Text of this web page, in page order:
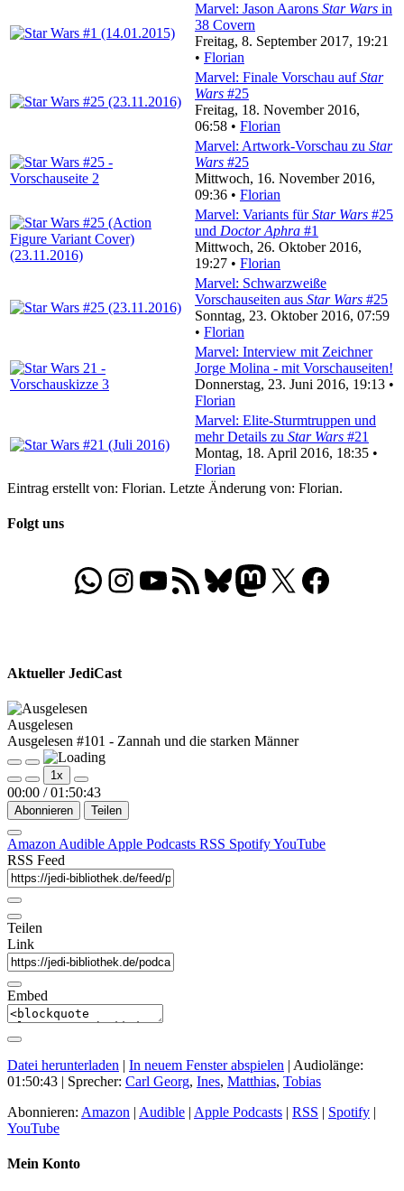
Marvel: Jason Aarons Star Wars in
38 Covern
Freitag, 8. September 2017, 19:21
• Florian
Marvel: Finale Vorschau aufStar
Wars #25
Freitag, 18. November 2016,
06:58 • Florian
Marvel: Artwork-Vorschau zu Star
Wars #25
Mittwoch, 16. November 2016,
09:36 • Florian
Marvel: Variants fürStar Wars #25
und Doctor Aphra #1
Mittwoch, 26. Oktober 2016,
19:27 • Florian
Marvel: Schwarzweiße
Vorschauseiten aus Star Wars #25
Sonntag, 23. Oktober 2016, 07:59
• Florian
Marvel: Interview mit Zeichner
Jorge Molina - mit Vorschauseiten!
Donnerstag, 23. Juni 2016, 19:13 •
Florian
Marvel: Elite-Sturmtruppen und
mehr Details zu Star Wars #21
Montag, 18. April 2016, 18:35 •
Florian
Eintrag erstellt von: Florian. Letzte Änderung von: Florian.
Folgt uns
WhatsApp
Folgt uns auf Instagram
Besucht unseren YouTube-Kanal
RSS-FeedBluesky
Folgt uns auf Mastodon
X Folgt uns auf
Aktueller JediCast
Ausgelesen
Ausgelesen #101 - Zannah und die starken Männer
Play
Episode
Pause
Episode
1x
00:00 / 01:50:43
Abonnieren Teilen
Amazon Audible Apple Podcasts RSS SpotifyYouTube
RSS Feed
Teilen
Link
Embed
Datei herunterladen | In neuem Fenster abspielen | Audiolänge:
01:50:43 | Sprecher: Carl Georg, Ines, Matthias, Tobias
Abonnieren: Amazon | Audible | Apple Podcasts | RSS | Spotify |
YouTube
Mein Konto